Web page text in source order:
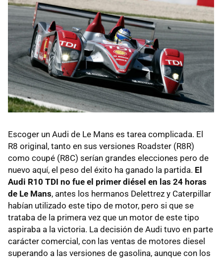
Escoger un Audi de Le Mans es tarea complicada. El
R8 original, tanto en sus versiones Roadster (R8R)
como coupé (R8C) serían grandes elecciones pero de
nuevo aquí, el peso del éxito ha ganado la partida. El
Audi R10 TDI no fue el primer diésel en las 24 horas
de Le Mans, antes los hermanos Delettrez y Caterpillar
habían utilizado este tipo de motor, pero si que se
trataba de la primera vez que un motor de este tipo
aspiraba a la victoria. La decisión de Audi tuvo en parte
carácter comercial, con las ventas de motores diesel
superando a las versiones de gasolina, aunque con los